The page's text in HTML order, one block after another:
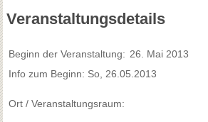
Veranstaltungsdetails
Beginn der Veranstaltung: 26. Mai 2013
Info zum Beginn: So, 26.05.2013
Ort / Veranstaltungsraum: